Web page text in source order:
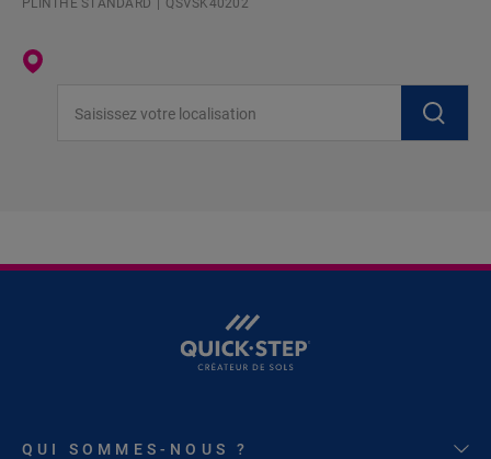
PLINTHE STANDARD
QSVSK40202
QUI SOMMES-NOUS ?